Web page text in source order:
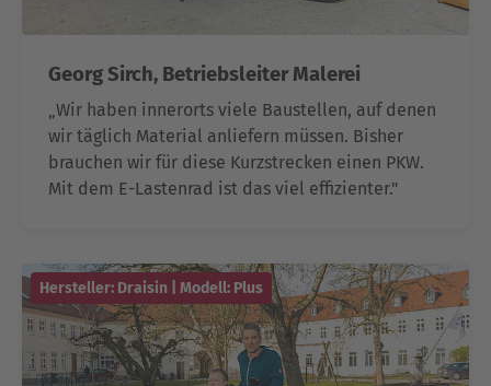
Georg Sirch, Betriebsleiter Malerei
„Wir haben innerorts viele Baustellen, auf denen
wir täglich Material anliefern müssen. Bisher
brauchen wir für diese Kurzstrecken einen PKW.
Mit dem E-Lastenrad ist das viel effizienter."
Hersteller: Draisin | Modell: Plus